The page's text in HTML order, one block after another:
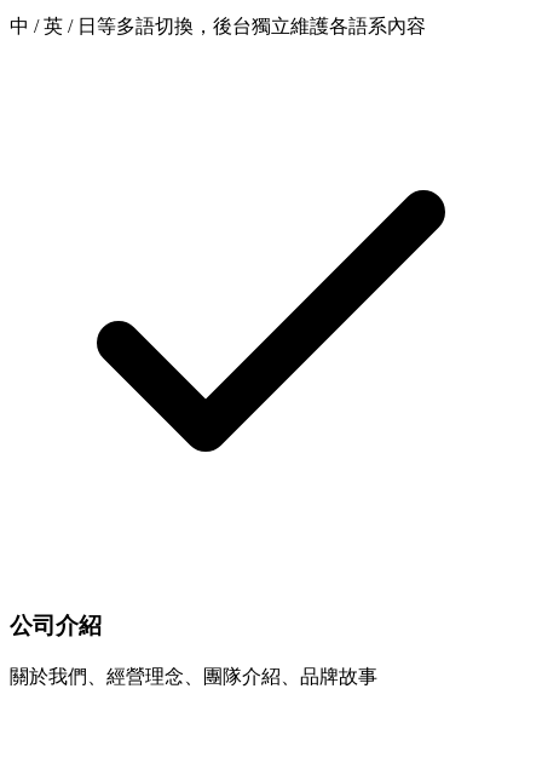
中 / 英 / 日等多語切換，後台獨立維護各語系內容
公司介紹
關於我們、經營理念、團隊介紹、品牌故事